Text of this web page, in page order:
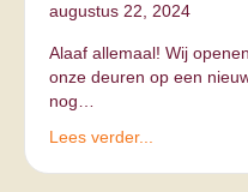
augustus 22, 2024
Alaaf allemaal! Wij
onze deuren op een
nog…
Lees verder...